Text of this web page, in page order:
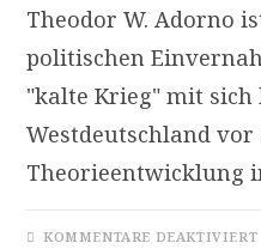
Theodor W. Adorno
politischen
"kalte Krieg" mit
Westdeutschland
Theorieentwicklung
KOMMENTARE DEAKTIVIERT